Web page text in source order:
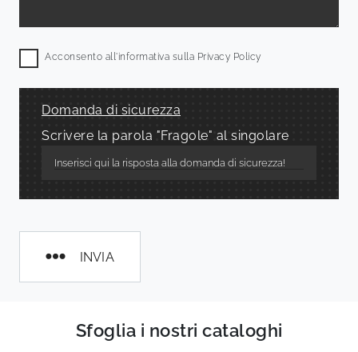
Sfoglia i nostri cataloghi
Acconsento all'informativa sulla Privacy Policy
Domanda di sicurezza
Scrivere la parola "Fragole" al singolare
INVIA